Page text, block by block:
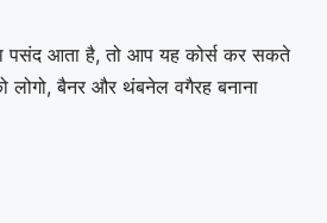
पसंद आता है, तो आप यह कोर्स कर सकते
लोगो, बैनर और थंबनेल वगैरह बनाना